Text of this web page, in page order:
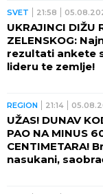
SVET 21:58
UKRAJINCI DIŽU
ZELENSKOG:
rezultati ankete
lideru te zemlje!
REGION 21:14
UŽAS! DUNAV
PAO NA MINUS
CENTIMETARA!
nasukani,